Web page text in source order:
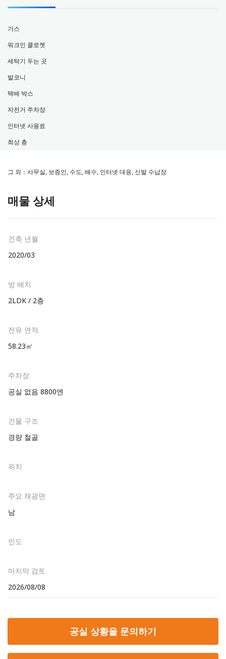
가스
워크인 클로젯
세탁기 두는 곳
발코니
택배 박스
자전거 주차장
인터넷 사용료
최상 층
그 외：사무실, 보증인, 수도, 배수, 인터넷 대응, 신발 수납장
매물 상세
건축 년월
2020/03
방 배치
2LDK / 2층
전유 면적
58.23㎡
주차장
공실 없음 8800엔
건물 구조
경량 철골
위치
주요 채광면
남
인도
마지막 검토
2026/08/08
공실 상황을 문의하기